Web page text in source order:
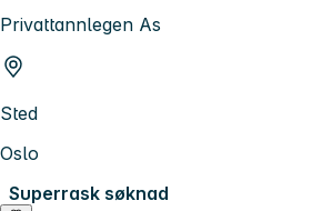
Privattannlegen As
Sted
Oslo
Superrask søknad